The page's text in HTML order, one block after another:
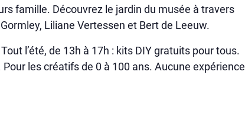
famille. Découvrez le jardin du musée à travers
Liliane Vertessen et Bert de Leeuw.
l’été, de 13h à 17h : kits DIY gratuits pour tous.
les créatifs de 0 à 100 ans. Aucune expérience